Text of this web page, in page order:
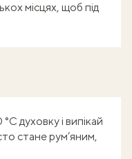
місцях, щоб під
духовку і випікай
стане рум’яним,